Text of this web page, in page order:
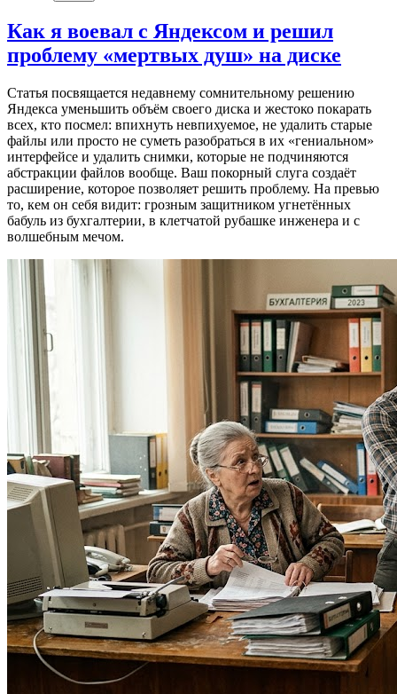
Как я воевал с Яндексом и решил
проблему «мертвых душ» на диске
Статья посвящается недавнему сомнительному решению
Яндекса уменьшить объём своего диска и жестоко покарать
всех, кто посмел: впихнуть невпихуемое, не удалить старые
файлы или просто не суметь разобраться в их «гениальном»
интерфейсе и удалить снимки, которые не подчиняются
абстракции файлов вообще. Ваш покорный слуга создаёт
расширение, которое позволяет решить проблему. На превью
то, кем он себя видит: грозным защитником угнетённых
бабуль из бухгалтерии, в клетчатой рубашке инженера и с
волшебным мечом.